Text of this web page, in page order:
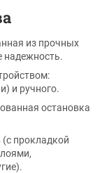
из прочных
надежность.
и ручного.
остановка
прокладкой